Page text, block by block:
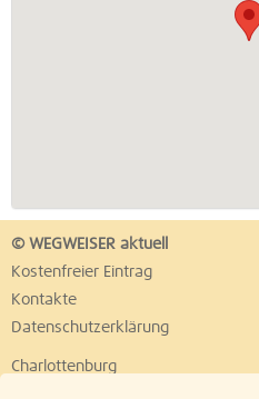
© WEGWEISER aktuell
Kostenfreier Eintrag
Kontakte
Datenschutzerklärung
Charlottenburg